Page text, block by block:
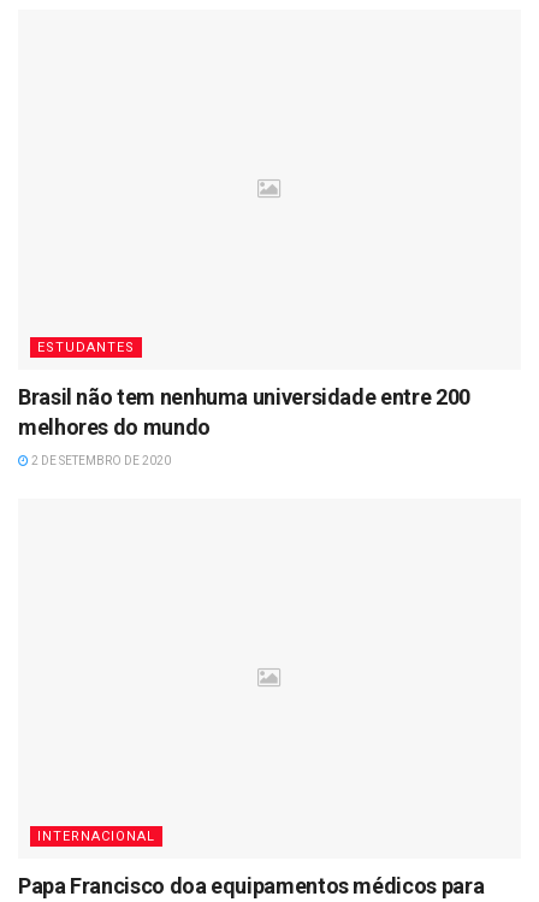
ESTUDANTES
Brasil não tem nenhuma universidade entre 200
melhores do mundo
2 DE SETEMBRO DE 2020
INTERNACIONAL
Papa Francisco doa equipamentos médicos para